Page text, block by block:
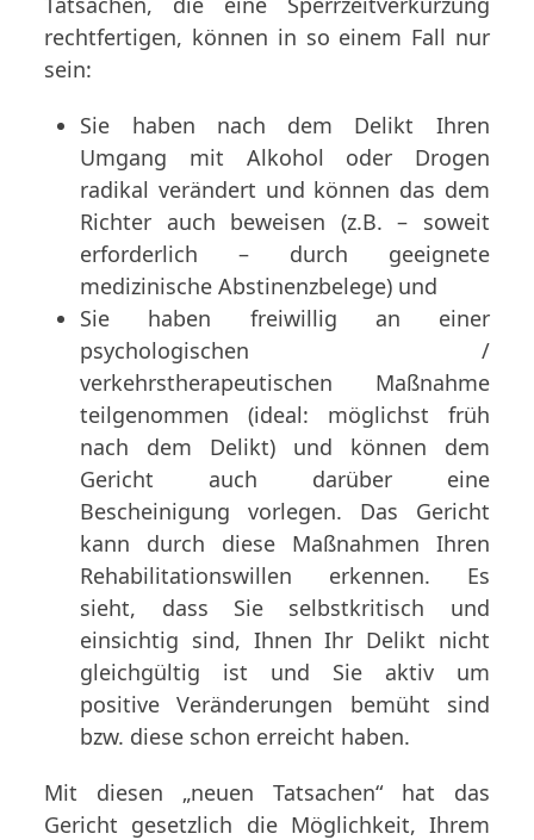
rechtfertigen, können in so einem Fall nur
sein:
Sie haben nach dem Delikt Ihren
Umgang mit Alkohol oder Drogen
radikal verändert und können das dem
Richter auch beweisen (z.B. – soweit
erforderlich – durch geeignete
medizinische Abstinenzbelege) und
Sie haben freiwillig an einer
psychologischen /
verkehrstherapeutischen Maßnahme
teilgenommen (ideal: möglichst früh
nach dem Delikt) und können dem
Gericht auch darüber eine
Bescheinigung vorlegen. Das Gericht
kann durch diese Maßnahmen Ihren
Rehabilitationswillen erkennen. Es
sieht, dass Sie selbstkritisch und
einsichtig sind, Ihnen Ihr Delikt nicht
gleichgültig ist und Sie aktiv um
positive Veränderungen bemüht sind
bzw. diese schon erreicht haben.
Mit diesen „neuen Tatsachen“ hat das
Gericht gesetzlich die Möglichkeit, Ihrem